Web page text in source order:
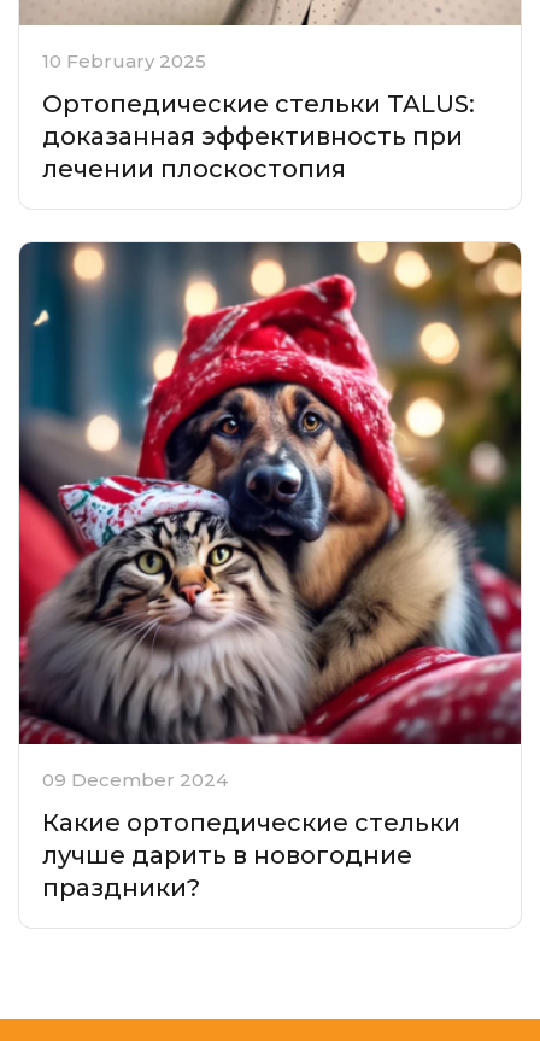
10 February 2025
Ортопедические стельки TALUS:
доказанная эффективность при
лечении плоскостопия
09 December 2024
Какие ортопедические стельки
лучше дарить в новогодние
праздники?